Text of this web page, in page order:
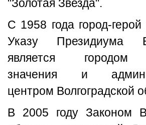
"Золотая Звезда".
С 1958 года город-герой
Указу
является городом
значения и
центром Волгоградской
В 2005 году Законом